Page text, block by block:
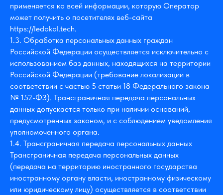
применяется ко всей информации, которую Оператор
может получить о посетителях веб-сайта
https://ledokol.tech.
1.3. Обработка персональных данных граждан
Российской Федерации осуществляется исключительно с
использованием баз данных, находящихся на территории
Российской Федерации (требование локализации в
соответствии с частью 5 статьи 18 Федерального закона
№ 152-ФЗ). Трансграничная передача персональных
данных допускается только при наличии оснований,
предусмотренных законом, и с соблюдением уведомления
уполномоченного органа.
1.4. Трансграничная передача персональных данных
Трансграничная передача персональных данных
(передача на территорию иностранного государства
иностранному органу власти, иностранному физическому
или юридическому лицу) осуществляется в соответствии